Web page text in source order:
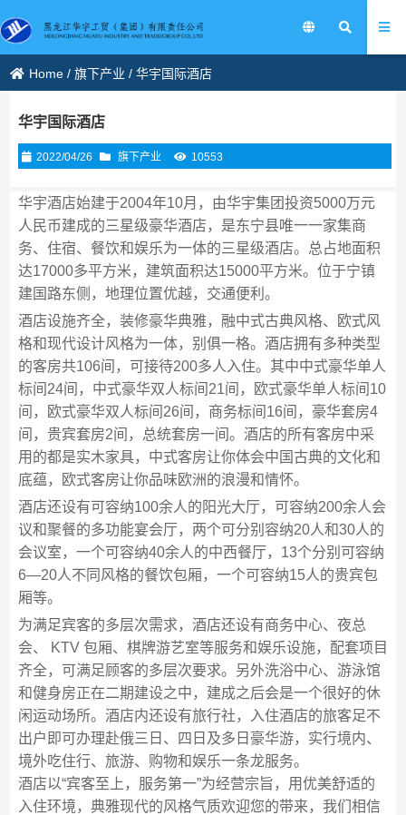
Home /旗下产业 /华宇国际酒店
华宇国际酒店
2022/04/26 旗下产业 10553
华宇酒店始建于2004年10月，由华宇集团投资5000万元
人民币建成的三星级豪华酒店，是东宁县唯一一家集商
务、住宿、餐饮和娱乐为一体的三星级酒店。总占地面积
达17000多平方米，建筑面积达15000平方米。位于宁镇
建国路东侧，地理位置优越，交通便利。
酒店设施齐全，装修豪华典雅，融中式古典风格、欧式风
格和现代设计风格为一体，别俱一格。酒店拥有多种类型
的客房共106间，可接待200多人入住。其中中式豪华单人
标间24间，中式豪华双人标间21间，欧式豪华单人标间10
间，欧式豪华双人标间26间，商务标间16间，豪华套房4
间，贵宾套房2间，总统套房一间。酒店的所有客房中采
用的都是实木家具，中式客房让你体会中国古典的文化和
底蕴，欧式客房让你品味欧洲的浪漫和情怀。
酒店还设有可容纳100余人的阳光大厅，可容纳200余人会
议和聚餐的多功能宴会厅，两个可分别容纳20人和30人的
会议室，一个可容纳40余人的中西餐厅，13个分别可容纳
6—20人不同风格的餐饮包厢，一个可容纳15人的贵宾包
厢等。
为满足宾客的多层次需求，酒店还设有商务中心、夜总
会、 KTV 包厢、棋牌游艺室等服务和娱乐设施，配套项目
齐全，可满足顾客的多层次要求。另外洗浴中心、游泳馆
和健身房正在二期建设之中，建成之后会是一个很好的休
闲运动场所。酒店内还设有旅行社，入住酒店的旅客足不
出户即可办理赴俄三日、四日及多日豪华游，实行境内、
境外吃住行、旅游、购物和娱乐一条龙服务。
酒店以“宾客至上，服务第一”为经营宗旨，用优美舒适的
入住环境，典雅现代的风格气质欢迎您的带来，我们相信